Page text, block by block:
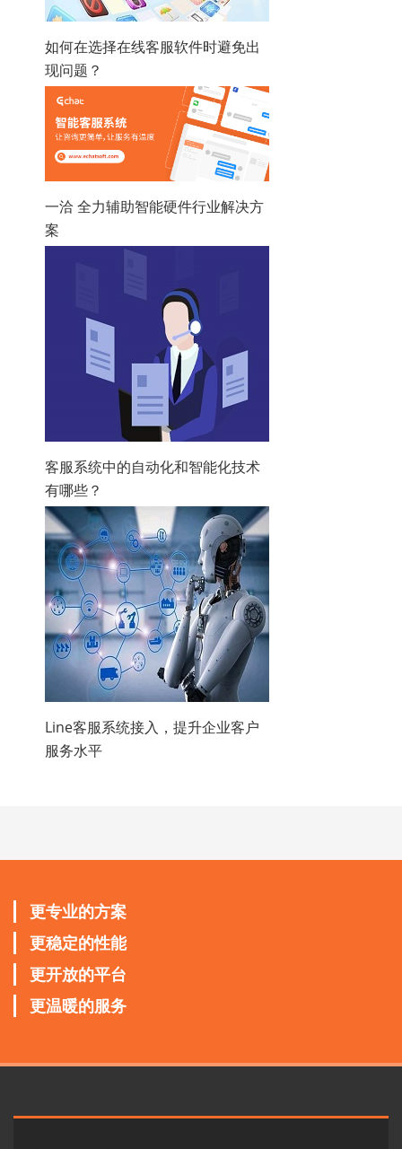
如何在选择在线客服软件时避免出
现问题？
一洽 全力辅助智能硬件行业解决方
案
客服系统中的自动化和智能化技术
有哪些？
Line客服系统接入，提升企业客户
服务水平
更专业的方案
更稳定的性能
更开放的平台
更温暖的服务